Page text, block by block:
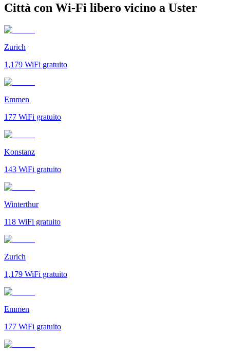
Città con Wi-Fi libero vicino a Uster
Zurich
1,179 WiFi gratuito
Emmen
177 WiFi gratuito
Konstanz
143 WiFi gratuito
Winterthur
118 WiFi gratuito
Zurich
1,179 WiFi gratuito
Emmen
177 WiFi gratuito